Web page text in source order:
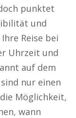
punktet
und
Reise bei
Uhrzeit und
auf dem
nur einen
Möglichkeit,
wann